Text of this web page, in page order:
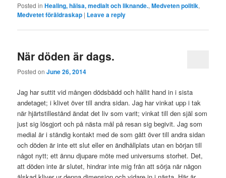
Posted in Healing, hälsa, medialt och liknande.,Medveten politik,
Medvetet föräldraskap | Leave a reply
När döden är dags.
Posted onJune 26, 2014
Jag har suttit vid mången dödsbädd och hållit hand in i sista
andetaget; i klivet över till andra sidan. Jag har vinkat upp i tak
när hjärtstillestånd ändat det liv som varit; vinkat till den själ som
just sig lösgjort och på nästa mål på resan sig begivit. Jag som
medial är i ständig kontakt med de som gått över till andra sidan
och döden är inte ett slut eller en ändhållplats utan en början till
något nytt; ett ännu djupare möte med universums storhet. Det,
att döden inte är slutet, hindrar inte mig från att sörja när någon